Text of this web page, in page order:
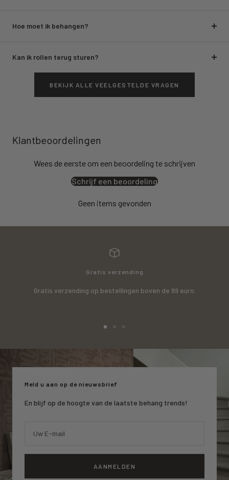
Hoe moet ik behangen?
Kan ik rollen terug sturen?
BEKIJK ALLE VEELGESTELDE VRAGEN
Klantbeoordelingen
Wees de eerste om een beoordeling te schrijven
Schrijf een beoordeling
Geen items gevonden
Gratis verzending
Gratis verzending op bestellingen boven de 99 euro.
1
2
slide
3
Meld u aan op de nieuwsbrief
En blijf op de hoogte van de laatste behang trends!
Uw E-mail
AANMELDEN